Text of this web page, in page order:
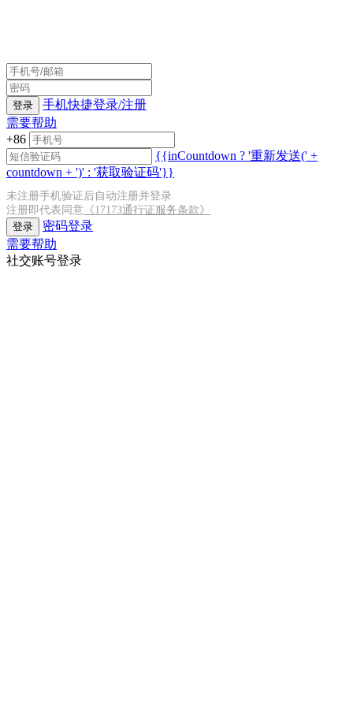
登录
手机快捷登录/注册
需要帮助
+86
{{inCountdown ? '重新发送(' +
countdown + ')' : '获取验证码'}}
未注册手机验证后自动注册并登录
注册即代表同意 《17173通行证服务条款》
登录
密码登录
需要帮助
社交账号登录